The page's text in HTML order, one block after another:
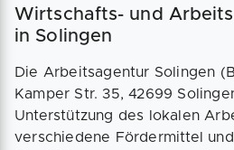
Wirtschafts- und
in Solingen
Die Arbeitsagentur Solingen
Kamper Str. 35, 42699
Unterstützung des lokalen
verschiedene Fördermittel und